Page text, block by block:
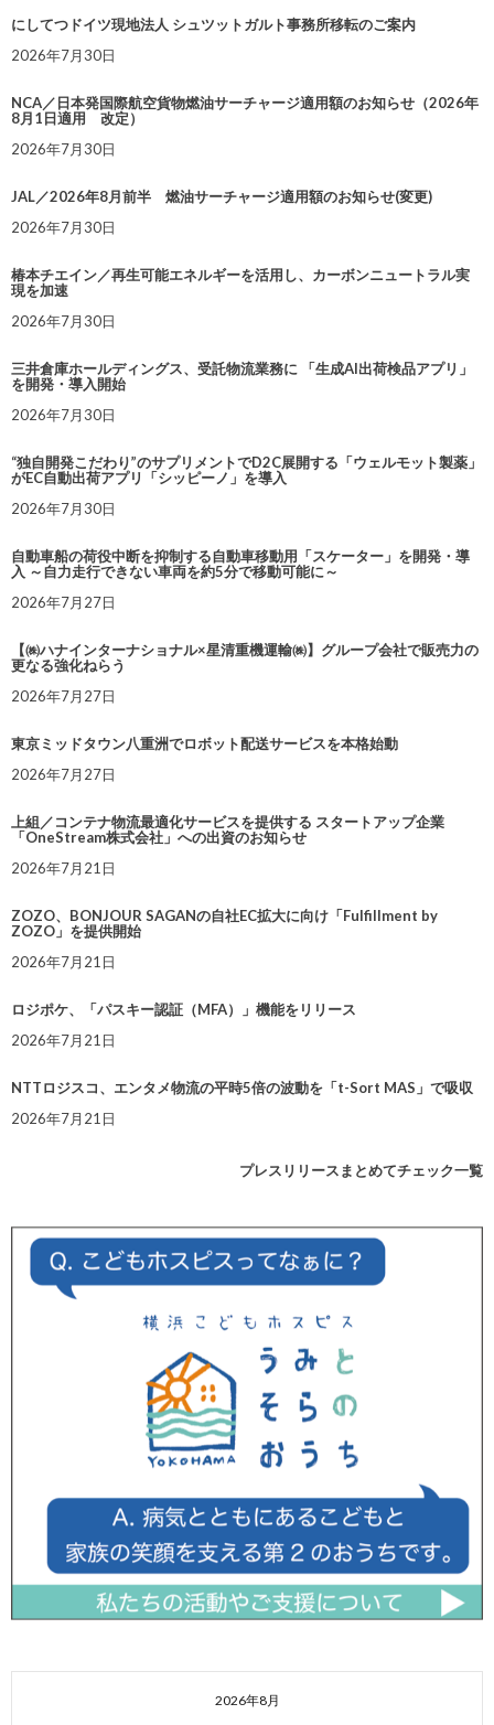
にしてつドイツ現地法人 シュツットガルト事務所移転のご案内
2026年7月30日
NCA／日本発国際航空貨物燃油サーチャージ適用額のお知らせ（2026年
8月1日適用 改定）
2026年7月30日
JAL／2026年8月前半 燃油サーチャージ適用額のお知らせ(変更)
2026年7月30日
椿本チエイン／再生可能エネルギーを活用し、カーボンニュートラル実
現を加速
2026年7月30日
三井倉庫ホールディングス、受託物流業務に 「生成AI出荷検品アプリ」
を開発・導入開始
2026年7月30日
“独自開発こだわり”のサプリメントでD2C展開する「ウェルモット製薬」
がEC自動出荷アプリ「シッピーノ」を導入
2026年7月30日
自動車船の荷役中断を抑制する自動車移動用「スケーター」を開発・導
入 ～自力走行できない車両を約5分で移動可能に～
2026年7月27日
【㈱ハナインターナショナル×星清重機運輸㈱】グループ会社で販売力の
更なる強化ねらう
2026年7月27日
東京ミッドタウン八重洲でロボット配送サービスを本格始動
2026年7月27日
上組／コンテナ物流最適化サービスを提供する スタートアップ企業
「OneStream株式会社」への出資のお知らせ
2026年7月21日
ZOZO、BONJOUR SAGANの自社EC拡大に向け「Fulfillment by
ZOZO」を提供開始
2026年7月21日
ロジポケ、「パスキー認証（MFA）」機能をリリース
2026年7月21日
NTTロジスコ、エンタメ物流の平時5倍の波動を「t-Sort MAS」で吸収
2026年7月21日
プレスリリースまとめてチェック一覧
2026年8月